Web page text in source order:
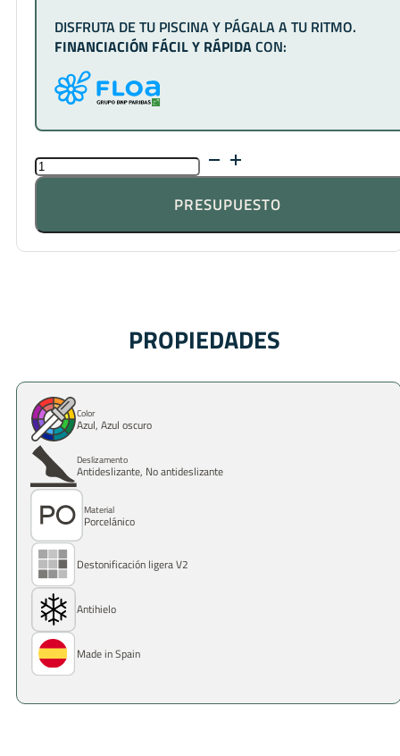
DISFRUTA DE TU PISCINA Y PÁGALA A TU RITMO.
FINANCIACIÓN FÁCIL Y RÁPIDACON:
CORAL
INDIGO
PRESUPUESTO
PROPIEDADES
Color
Azul, Azul oscuro
Deslizamento
Antideslizante, No antideslizante
Material
Porcelánico
Destonificación ligera V2
Antihielo
Made in Spain